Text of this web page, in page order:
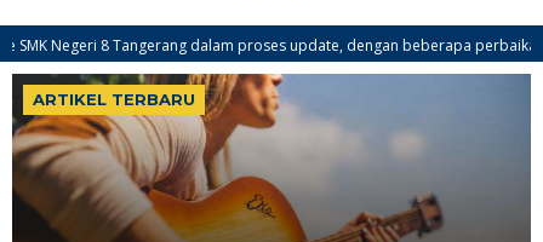
8 Tangerang dalam proses update, dengan beberapa perbaikan dan
2021 www.ppdb.smkn8tng.sch.id
ARTIKEL TERBARU